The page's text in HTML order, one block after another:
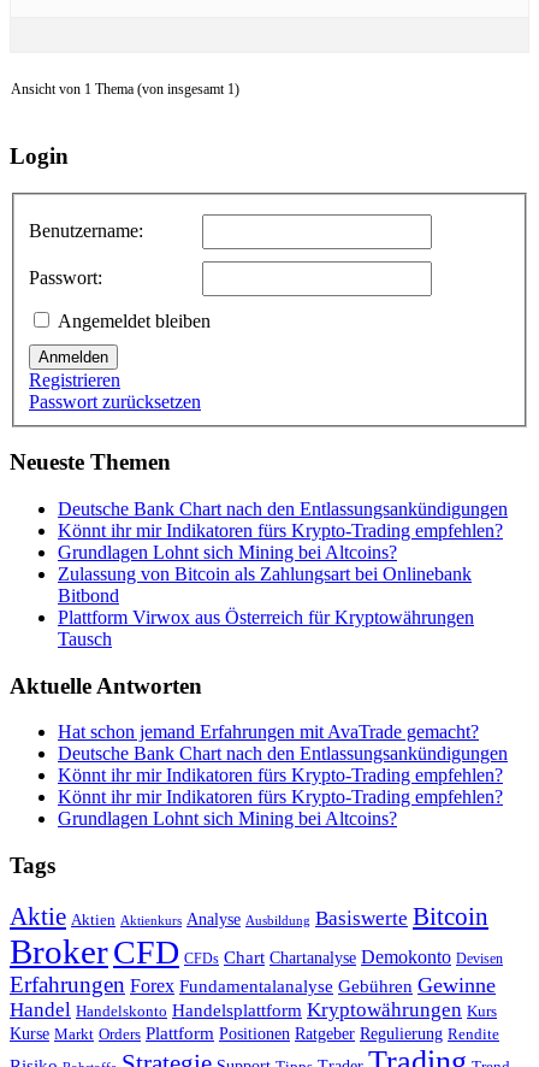
Ansicht von 1 Thema (von insgesamt 1)
Login
Benutzername:
Passwort:
Angemeldet bleiben
Anmelden
Registrieren
Passwort zurücksetzen
Neueste Themen
Deutsche Bank Chart nach den Entlassungsankündigungen
Könnt ihr mir Indikatoren fürs Krypto-Trading empfehlen?
Grundlagen Lohnt sich Mining bei Altcoins?
Zulassung von Bitcoin als Zahlungsart bei Onlinebank
Bitbond
Plattform Virwox aus Österreich für Kryptowährungen
Tausch
Aktuelle Antworten
Hat schon jemand Erfahrungen mit AvaTrade gemacht?
Deutsche Bank Chart nach den Entlassungsankündigungen
Könnt ihr mir Indikatoren fürs Krypto-Trading empfehlen?
Könnt ihr mir Indikatoren fürs Krypto-Trading empfehlen?
Grundlagen Lohnt sich Mining bei Altcoins?
Tags
Aktie Aktien Aktienkurs Analyse Ausbildung Basiswerte Bitcoin
BrokerCFD CFDs Chart Chartanalyse Demokonto Devisen
Erfahrungen Forex Fundamentalanalyse Gebühren Gewinne
Handel Handelskonto Handelsplattform Kryptowährungen Kurs
Kurse Markt Orders Plattform Positionen Ratgeber Regulierung Rendite